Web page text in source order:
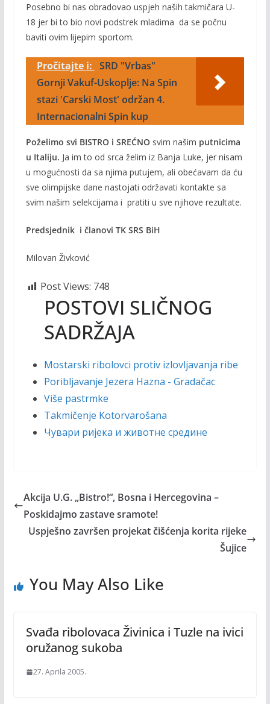
Posebno bi nas obradovao uspjeh naših takmičara U-
18 jer bi to bio novi podstrek mladima da se počnu
baviti ovim lijepim sportom.
Pročitajte i: SRD "Vrbas"
Gornji Vakuf-Uskoplje: Na Spin
stazi 'Carski Most' održan 4.
Internacionalni Spin kup
Poželimo svi BISTRO i SREĆNOsvim našim putnicima
u Italiju. Ja im to od srca želim iz Banja Luke, jer nisam
u mogućnosti da sa njima putujem, ali obećavam da ću
sve olimpijske dane nastojati održavati kontakte sa
svim našim selekcijama i pratiti u sve njihove rezultate.
Predsjednik i članovi TK SRS BiH
Milovan Živković
Post Views: 748
POSTOVI SLIČNOG
SADRŽAJA
Mostarski ribolovci protiv izlovljavanja ribe
Poribljavanje Jezera Hazna - Gradačac
Više pastrmke
Takmičenje Kotorvarošana
Чувари ријека и животне средине
Akcija U.G. „Bistro!“, Bosna i Hercegovina –
Poskidajmo zastave sramote!
Uspješno završen projekat čišćenja korita rijeke
Šujice
You May Also Like
Svađa ribolovaca Živinica i Tuzle na ivici
oružanog sukoba
27. Aprila 2005.